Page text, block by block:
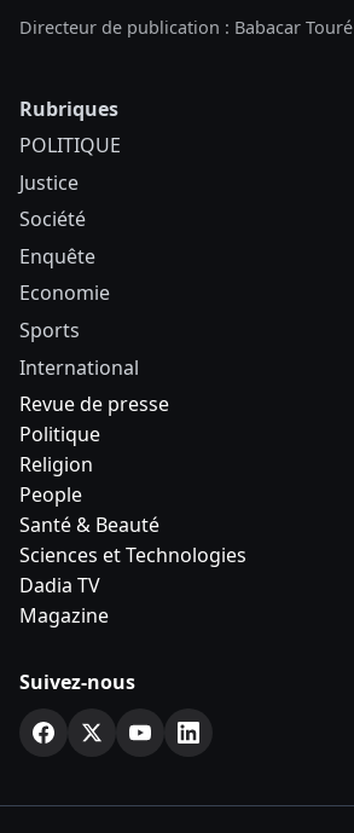
Directeur de publication : Babacar Touré
Rubriques
POLITIQUE
Justice
Société
Enquête
Economie
Sports
International
Revue de presse
Politique
Religion
People
Santé & Beauté
Sciences et Technologies
Dadia TV
Magazine
Suivez-nous